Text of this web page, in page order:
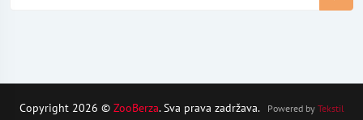
Copyright 2026 © ZooBerza. Sva prava zadržava. Powered by Tekstil